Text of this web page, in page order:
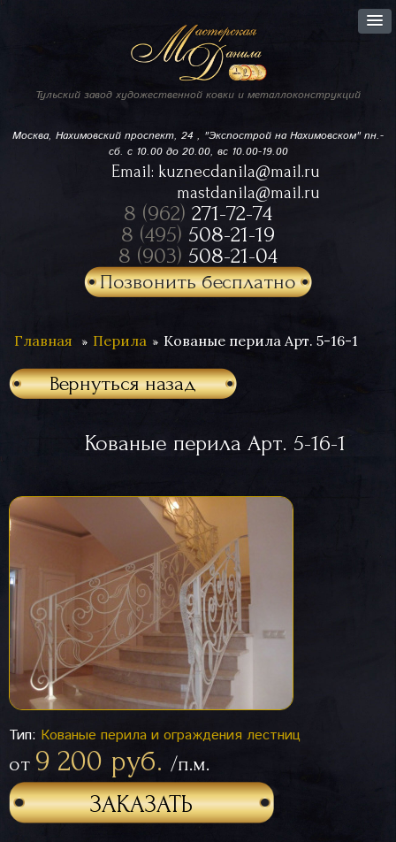
Тульский завод художественной ковки и металлоконструкций
Москва, Нахимовский проспект, 24 , "Экспострой на Нахимовском"пн.-
сб. с 10.00 до 20.00, вс 10.00-19.00
Email: kuznecdanila@mail.ru
mastdanila@mail.ru
8 (962) 271-72-74
8 (495) 508-21-19
8 (903) 508-21-04
Позвонить бесплатно
Главная Перила Кованые перила Арт. 5-16-1
Вернуться назад
Кованые перила Арт. 5-16-1
Тип: Кованые перила и ограждения лестниц
от 9 200 руб. /п.м.
ЗАКАЗАТЬ